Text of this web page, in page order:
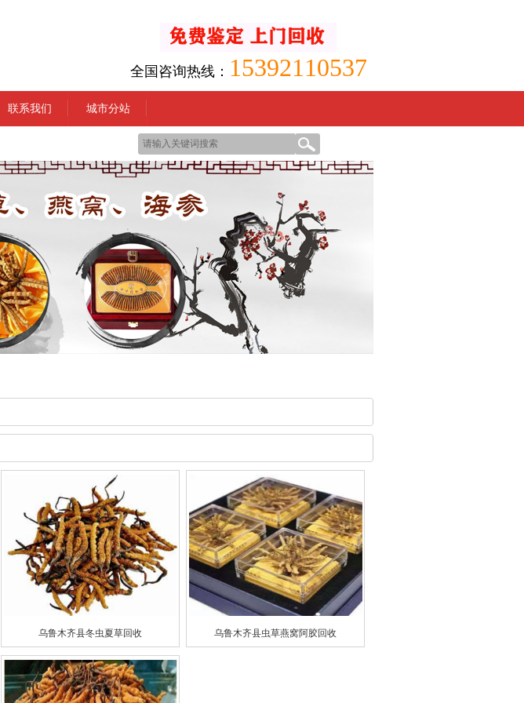
全国咨询热线： 15392110537
联系我们 城市分站
乌鲁木齐县冬虫夏草回收 乌鲁木齐县虫草燕窝阿胶回收